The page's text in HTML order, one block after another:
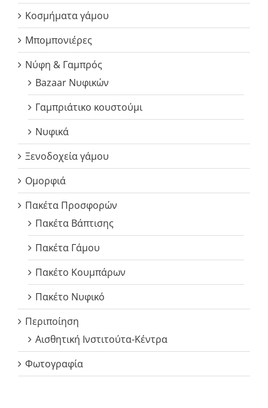
Κοσμήματα γάμου
Μπομπονιέρες
Νύφη & Γαμπρός
Bazaar Νυφικών
Γαμπριάτικο κουστούμι
Νυφικά
Ξενοδοχεία γάμου
Ομορφιά
Πακέτα Προσφορών
Πακέτα Βάπτισης
Πακέτα Γάμου
Πακέτο Κουμπάρων
Πακέτο Νυφικό
Περιποίηση
Αισθητική Ινστιτούτα-Κέντρα
Φωτογραφία